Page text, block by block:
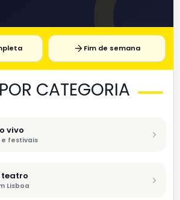
Fim de semana
CATEGORIA
vivo
festivais
teatro
Lisboa